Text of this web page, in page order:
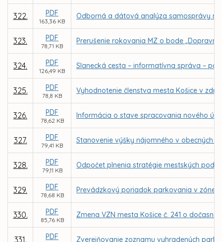
322. PDF
163,36 KB
Odborná a dátová analýza samosprávy
323. PDF
78,71 KB
Prerušenie rokovania MZ o bode
324. PDF
126,49 KB
Slanecká cesta – informatívna správa –
325. PDF
78,8 KB
Vyhodnotenie členstva mesta Košice v
326. PDF
78,62 KB
Informácia o stave spracovania nového
327. PDF
79,41 KB
Stanovenie výšky nájomného v obecných
328. PDF
79,11 KB
Odpočet plnenia stratégie mestských
329. PDF
78,68 KB
Prevádzkový poriadok parkovania v zóne
330. PDF
85,76 KB
Zmena VZN mesta Košice č. 241 o
331. PDF Zverejňovanie zoznamu vyhradených